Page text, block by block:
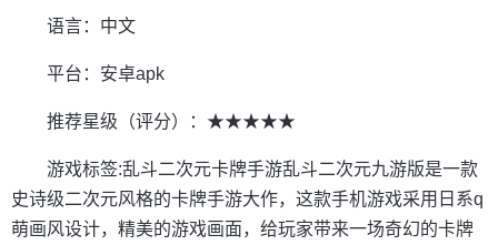
语言：中文
平台：安卓apk
推荐星级（评分）：★★★★★
游戏标签:乱斗二次元卡牌手游乱斗二次元九游版是一款
史诗级二次元风格的卡牌手游大作，这款手机游戏采用日系q
萌画风设计，精美的游戏画面，给玩家带来一场奇幻的卡牌